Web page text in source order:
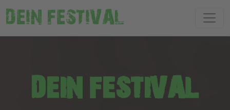
DEIN FESTIVAL
DEIN FESTIVAL